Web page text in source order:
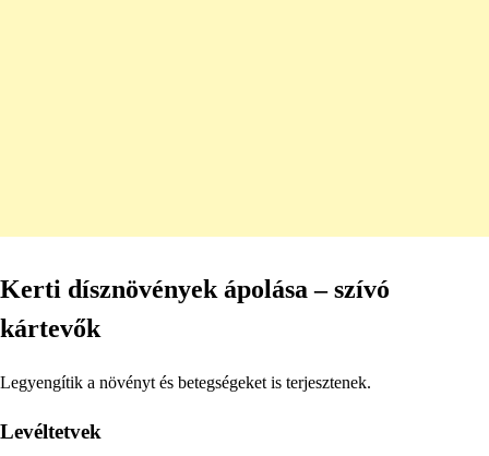
Kerti dísznövények ápolása – szívó
kártevők
Legyengítik a növényt és betegségeket is terjesztenek.
Levéltetvek